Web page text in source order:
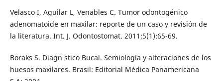
Velasco I, Aguilar L, Venables C. Tumor odontogénico
adenomatoide en maxilar: reporte de un caso y revisión de
la literatura. Int. J. Odontostomat. 2011;5(1):65-69.
Boraks S. Diagn stico Bucal. Semiología y alteraciones de los
huesos maxilares. Brasil: Editorial Médica Panamericana